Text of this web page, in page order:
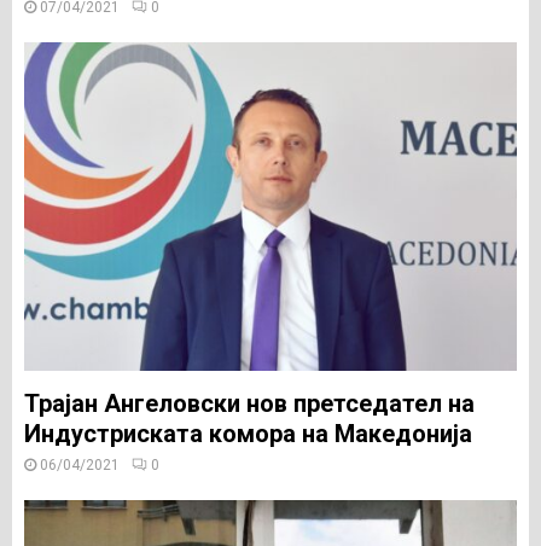
07/04/2021 0
Трајан Ангеловски нов претседател на
Индустриската комора на Македонија
06/04/2021 0